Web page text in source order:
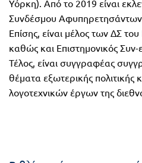
Εκπαίδευση
STE(A)M
Εκπαίδευση
ενηλίκων –
Διά Βίου
εκπαιδευτικού
Λύκειο
Α΄
Τάξη
Υόρκη). Από το 2019 είναι
Συνδέσμου
Επίσης, είναι μέλος των ΔΣ
καθώς και Επιστημονικός
Τέλος, είναι συγγραφέας
θέματα εξωτερικής πολιτικής
λογοτεχνικών έργων της